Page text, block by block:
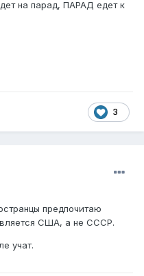
на парад, ПАРАД едет к
3
предпочитаю
США, а не СССР.
учат.